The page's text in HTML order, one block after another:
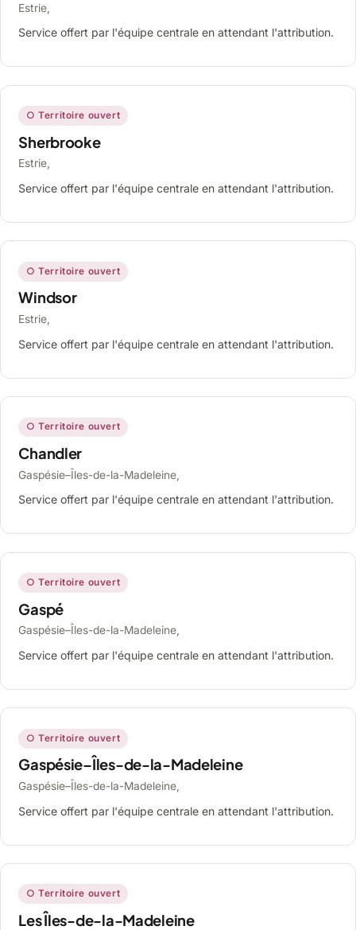
Estrie,
Service offert par l'équipe centrale en attendant l'attribution.
○ Territoire ouvert
Sherbrooke
Estrie,
Service offert par l'équipe centrale en attendant l'attribution.
○ Territoire ouvert
Windsor
Estrie,
Service offert par l'équipe centrale en attendant l'attribution.
○ Territoire ouvert
Chandler
Gaspésie–Îles-de-la-Madeleine,
Service offert par l'équipe centrale en attendant l'attribution.
○ Territoire ouvert
Gaspé
Gaspésie–Îles-de-la-Madeleine,
Service offert par l'équipe centrale en attendant l'attribution.
○ Territoire ouvert
Gaspésie–Îles-de-la-Madeleine
Gaspésie–Îles-de-la-Madeleine,
Service offert par l'équipe centrale en attendant l'attribution.
○ Territoire ouvert
Les Îles-de-la-Madeleine